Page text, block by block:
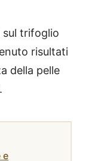
sul trifoglio
risultati
della pelle
e